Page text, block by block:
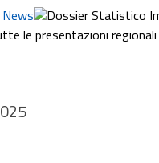
News
Dossier Statistico
le presentazioni regionali